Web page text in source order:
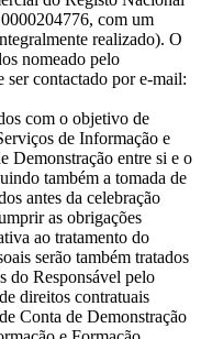
com um
realizado). O
nomeado pelo
ser contactado por e-mail:
com o objetivo de
de Informação e
Demonstração entre si e o
também a tomada de
antes da celebração
as obrigações
ao tratamento do
serão também tratados
do Responsável pelo
direitos contratuais
Conta de Demonstração